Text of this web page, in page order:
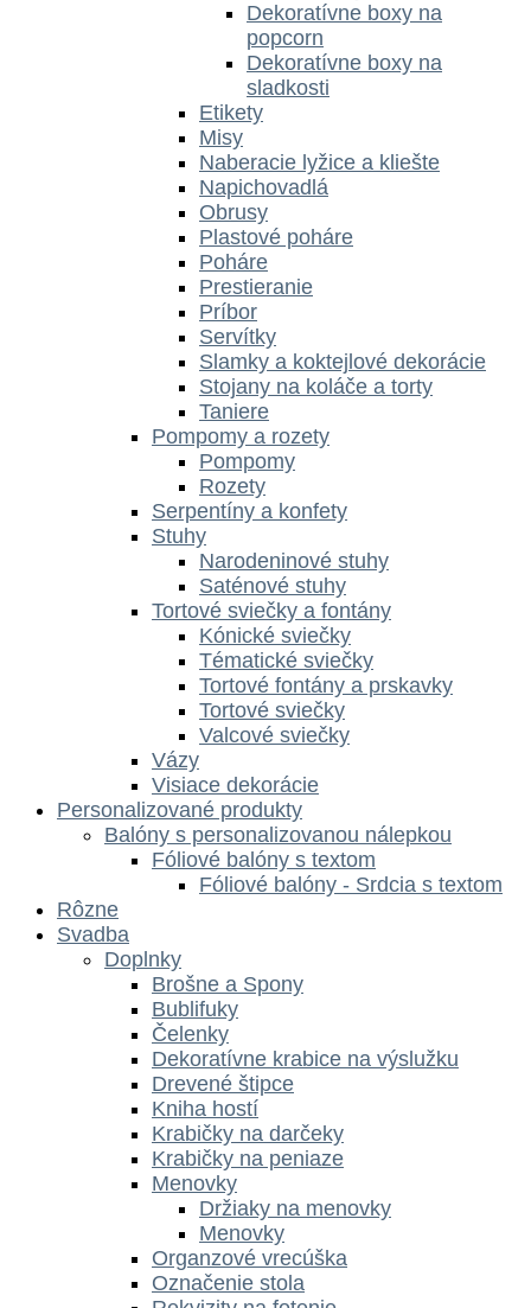
Dekoratívne boxy na
popcorn
Dekoratívne boxy na
sladkosti
Etikety
Misy
Naberacie lyžice a kliešte
Napichovadlá
Obrusy
Plastové poháre
Poháre
Prestieranie
Príbor
Servítky
Slamky a koktejlové dekorácie
Stojany na koláče a torty
Taniere
Pompomy a rozety
Pompomy
Rozety
Serpentíny a konfety
Stuhy
Narodeninové stuhy
Saténové stuhy
Tortové sviečky a fontány
Kónické sviečky
Tématické sviečky
Tortové fontány a prskavky
Tortové sviečky
Valcové sviečky
Vázy
Visiace dekorácie
Personalizované produkty
Balóny s personalizovanou nálepkou
Fóliové balóny s textom
Fóliové balóny - Srdcia s textom
Rôzne
Svadba
Doplnky
Brošne a Spony
Bublifuky
Čelenky
Dekoratívne krabice na výslužku
Drevené štipce
Kniha hostí
Krabičky na darčeky
Krabičky na peniaze
Menovky
Držiaky na menovky
Menovky
Organzové vrecúška
Označenie stola